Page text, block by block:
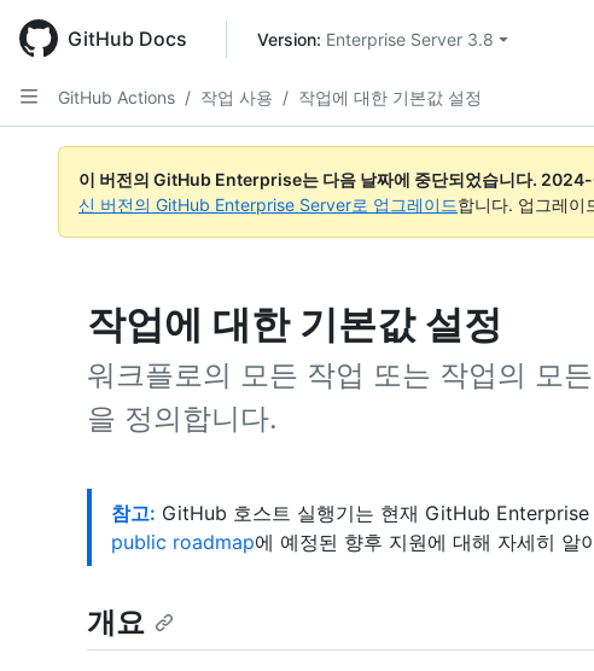
main
content
GitHub Docs Version: Enterprise Server 3.8
GitHub Actions / 작업 사용 / 작업에 대한 기본값 설정
이 버전의 GitHub Enterprise는 다음 날짜에 중단되었습니다.
신 버전의 GitHub Enterprise Server로 업그레이드합니다. 업그레이
작업에 대한 기본값 설정
워크플로의 모든 작업 또는 작업의 모
을 정의합니다.
참고: GitHub 호스트 실행기는 현재 GitHub
public roadmap에 예정된 향후 지원에 대해 자세히 알
개요